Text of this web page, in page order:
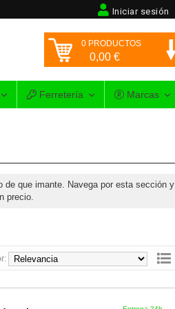
Iniciar sesión
0 PRODUCTOS
0,00 €
Ferretería Marcas
que imante. Navega por esta sección y
precio.